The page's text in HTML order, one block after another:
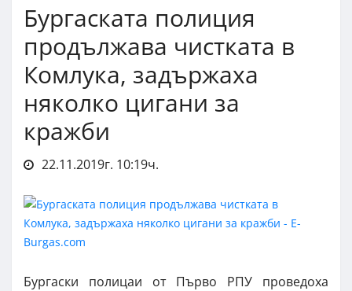
Бургаската полиция
продължава чистката в
Комлука, задържаха
няколко цигани за
кражби
22.11.2019г. 10:19ч.
Бургаски полицаи от Първо РПУ проведоха